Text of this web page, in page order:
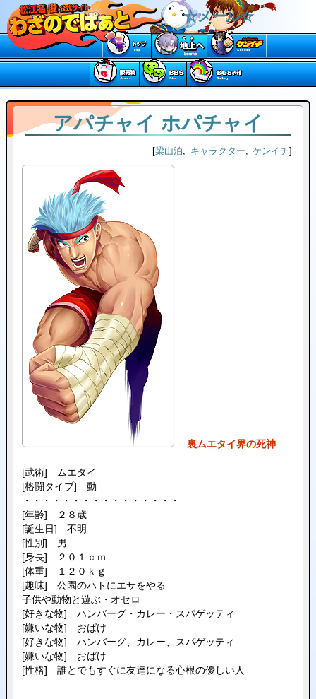
☆メール☆
アパチャイ ホパチャイ
梁山泊 キャラクター ケンイチ
裏ムエタイ界の死神
[武術] ムエタイ
[格闘タイプ] 動
・・・・・・・・・・・・・・・・
[年齢] ２８歳
[誕生日] 不明
[性別] 男
[身長] ２０１ｃｍ
[体重] １２０ｋｇ
[趣味] 公園のハトにエサをやる
子供や動物と遊ぶ・オセロ
[好きな物] ハンバーグ・カレー・スパゲッティ
[嫌いな物] おばけ
[好きな物] ハンバーグ、カレー、スパゲッティ
[嫌いな物] おばけ
[性格] 誰とでもすぐに友達になる心根の優しい人